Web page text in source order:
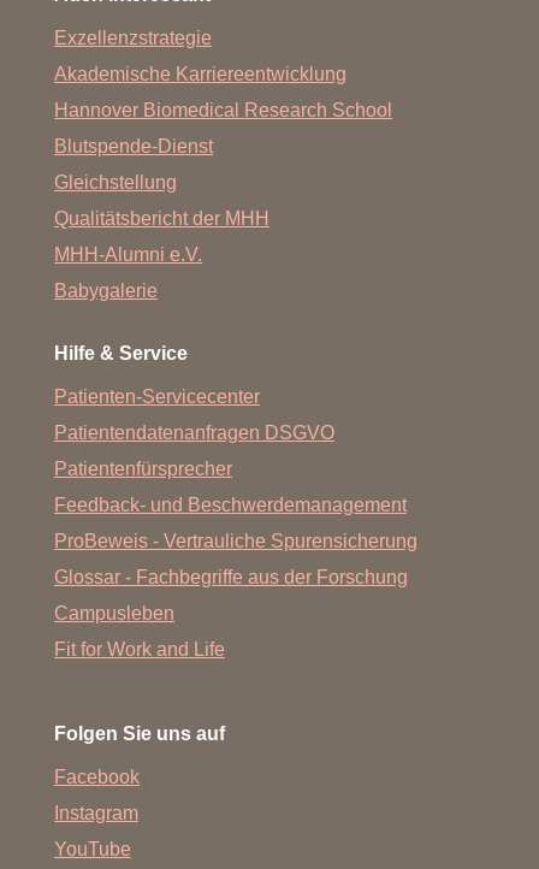
Exzellenzstrategie
Akademische Karriereentwicklung
Hannover Biomedical Research School
Blutspende-Dienst
Gleichstellung
Qualitätsbericht der MHH
MHH-Alumni e.V.
Babygalerie
Hilfe & Service
Patienten-Servicecenter
Patientendatenanfragen DSGVO
Patientenfürsprecher
Feedback- und Beschwerdemanagement
ProBeweis - Vertrauliche Spurensicherung
Glossar - Fachbegriffe aus der Forschung
Campusleben
Fit for Work and Life
Folgen Sie uns auf
Facebook
Instagram
YouTube